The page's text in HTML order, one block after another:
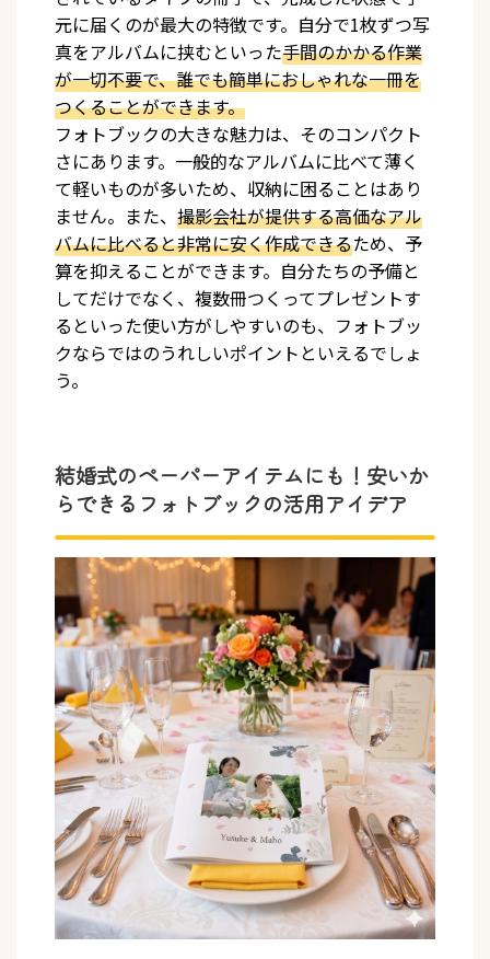
元に届くのが最大の特徴です。自分で1枚ずつ写
真をアルバムに挟むといった手間のかかる作業
が一切不要で、誰でも簡単におしゃれな一冊を
つくることができます。
フォトブックの大きな魅力は、そのコンパクト
さにあります。一般的なアルバムに比べて薄く
て軽いものが多いため、収納に困ることはあり
ません。また、 撮影会社が提供する高価なアル
バムに比べると非常に安く作成できるため、予
算を抑えることができます。自分たちの予備と
してだけでなく、複数冊つくってプレゼントす
るといった使い方がしやすいのも、フォトブッ
クならではのうれしいポイントといえるでしょ
う。
結婚式のペーパーアイテムにも！安いか
らできるフォトブックの活用アイデア